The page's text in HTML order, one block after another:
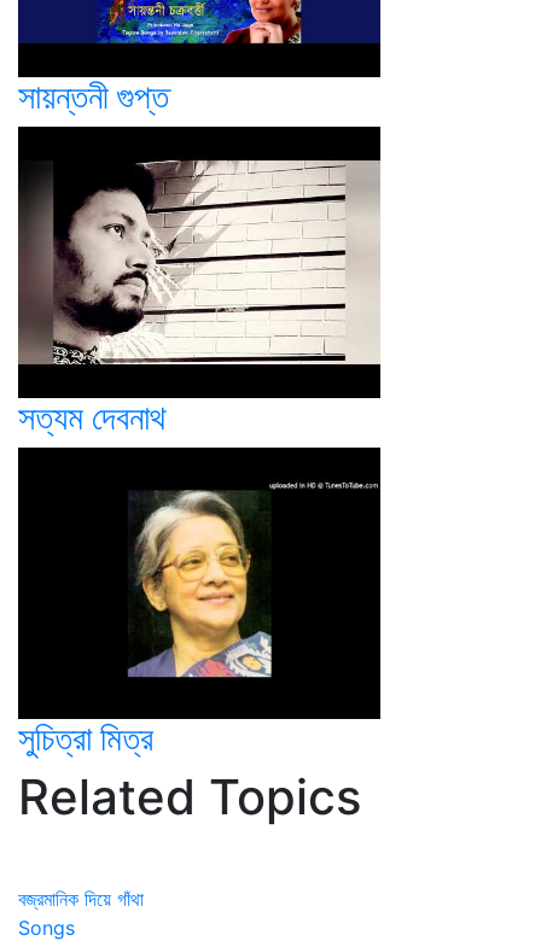
সায়ন্তনী গুপ্ত
সত্যম দেবনাথ
সুচিত্রা মিত্র
Related Topics
বজ্রমানিক দিয়ে গাঁথা
Songs